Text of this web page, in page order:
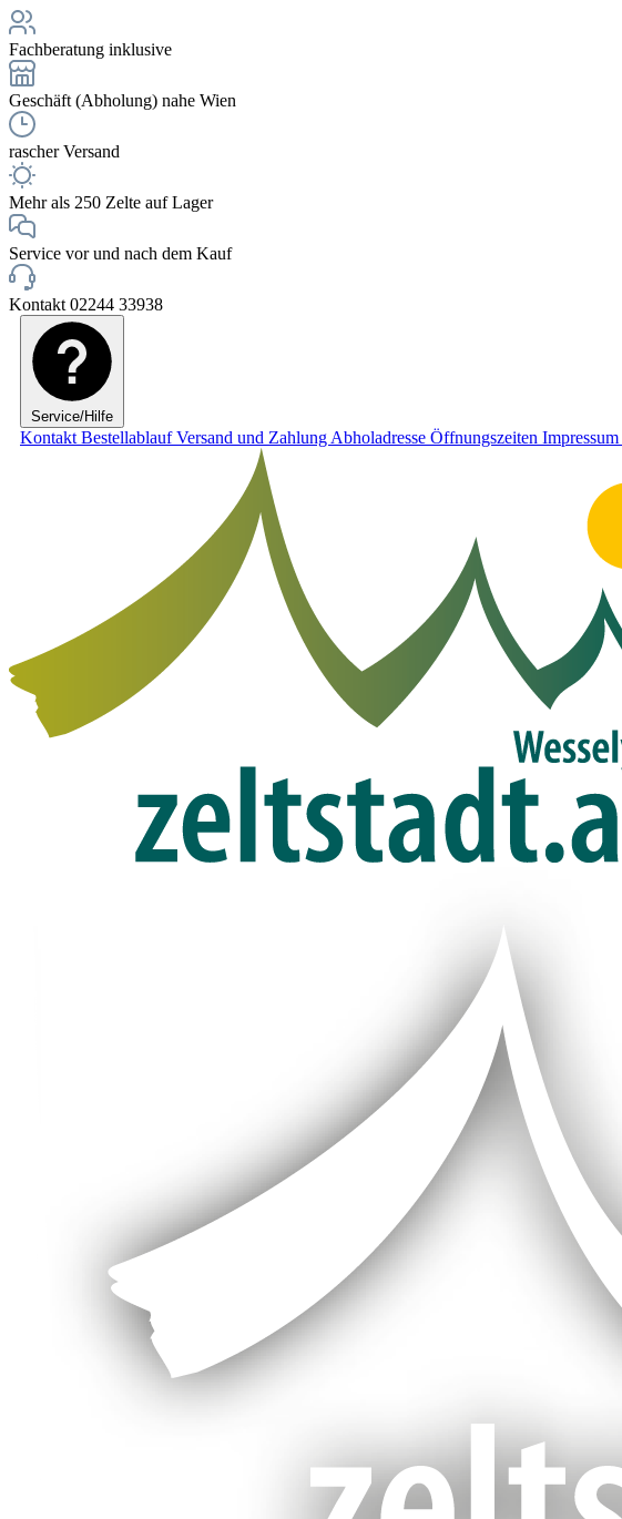
Fachberatung inklusive
Geschäft (Abholung) nahe Wien
rascher Versand
Mehr als 250 Zelte auf Lager
Service vor und nach dem Kauf
Kontakt 02244 33938
Service/Hilfe
Kontakt BestellablaufVersand und Zahlung Abholadresse Öffnungszeiten Impressum